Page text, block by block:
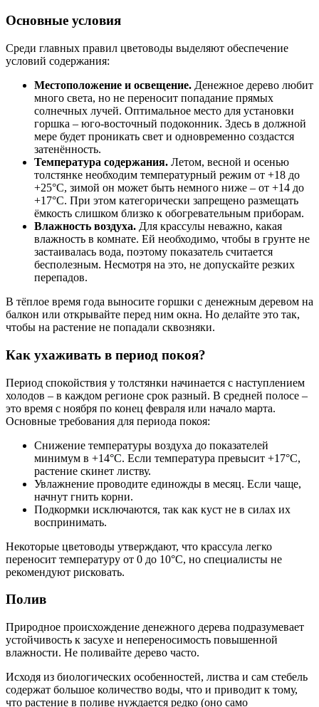
Основные условия
Среди главных правил цветоводы выделяют обеспечение
условий содержания:
Местоположение и освещение. Денежное дерево любит
много света, но не переносит попадание прямых
солнечных лучей. Оптимальное место для установки
горшка – юго-восточный подоконник. Здесь в должной
мере будет проникать свет и одновременно создастся
затенённость.
Температура содержания. Летом, весной и осенью
толстянке необходим температурный режим от +18 до
+25°C, зимой он может быть немного ниже – от +14 до
+17°C. При этом категорически запрещено размещать
ёмкость слишком близко к обогревательным приборам.
Влажность воздуха. Для крассулы неважно, какая
влажность в комнате. Ей необходимо, чтобы в грунте не
застаивалась вода, поэтому показатель считается
бесполезным. Несмотря на это, не допускайте резких
перепадов.
В тёплое время года выносите горшки с денежным деревом на
балкон или открывайте перед ним окна. Но делайте это так,
чтобы на растение не попадали сквозняки.
Как ухаживать в период покоя?
Период спокойствия у толстянки начинается с наступлением
холодов – в каждом регионе срок разный. В средней полосе –
это время с ноября по конец февраля или начало марта.
Основные требования для периода покоя:
Снижение температуры воздуха до показателей
минимум в +14°C. Если температура превысит +17°C,
растение скинет листву.
Увлажнение проводите единожды в месяц. Если чаще,
начнут гнить корни.
Подкормки исключаются, так как куст не в силах их
воспринимать.
Некоторые цветоводы утверждают, что крассула легко
переносит температуру от 0 до 10°C, но специалисты не
рекомендуют рисковать.
Полив
Природное происхождение денежного дерева подразумевает
устойчивость к засухе и непереносимость повышенной
влажности. Не поливайте дерево часто.
Исходя из биологических особенностей, листва и сам стебель
содержат большое количество воды, что и приводит к тому,
что растение в поливе нуждается редко (оно само